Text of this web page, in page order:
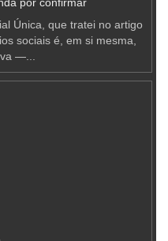
Única, que tratei no artigo
sociais é, em si mesma,
—...